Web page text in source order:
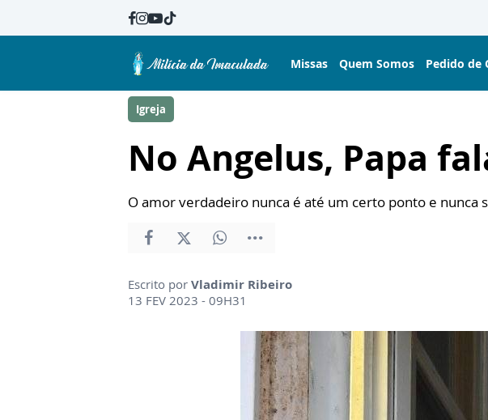
Missas Quem Somos Pedido de
Igreja
No Angelus, Papa
O amor verdadeiro nunca é até um certo ponto e nunca
Escrito por Vladimir Ribeiro
13 FEV 2023 - 09H31